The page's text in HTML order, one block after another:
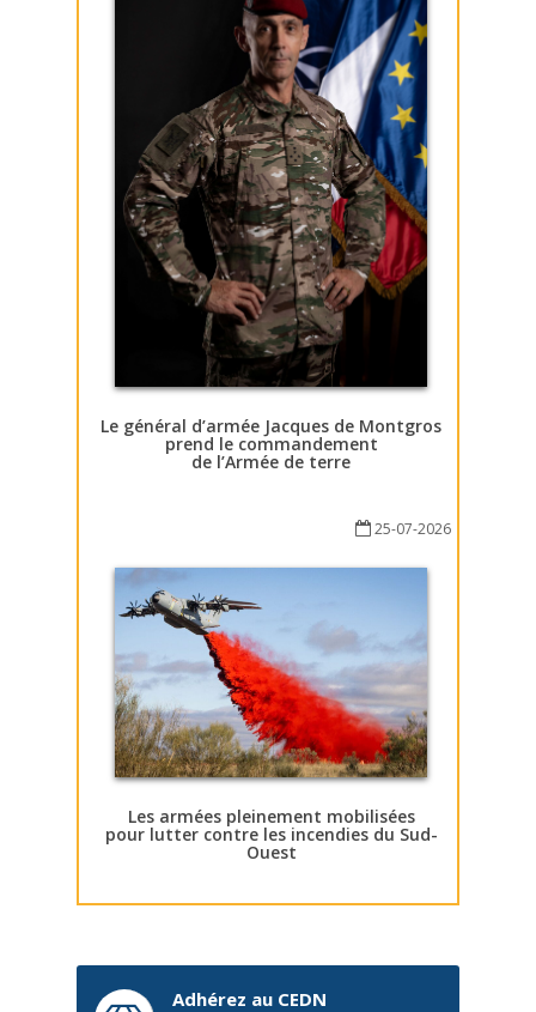
Le général d’armée Jacques de Montgros
prend le commandement
de l’Armée de terre
25-07-2026
Les armées pleinement mobilisées
pour lutter contre les incendies du Sud-
Ouest
Adhérez au CEDN